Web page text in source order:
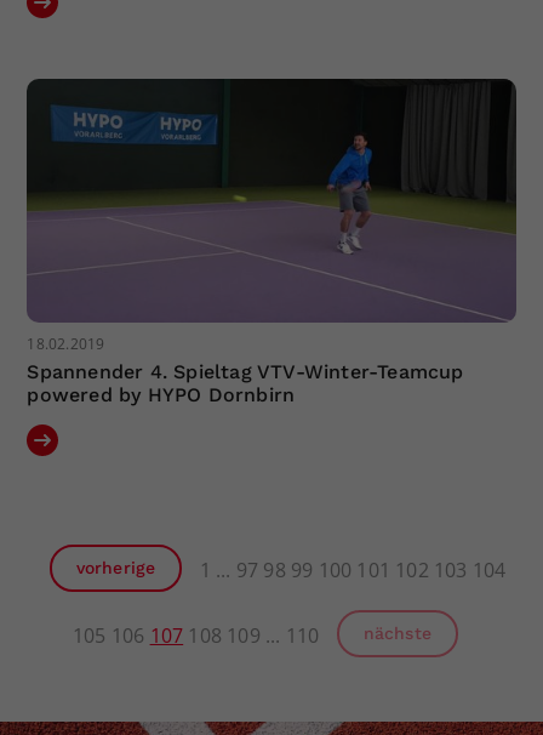
18.02.2019
Spannender 4. Spieltag VTV-Winter-Teamcup
powered by HYPO Dornbirn
vorherige 1 97 98 99 100 101 102 103 104
105 106 107 108 109 110 nächste